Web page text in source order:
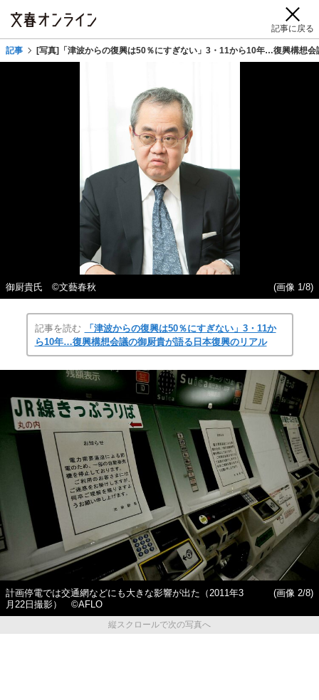
記事に戻る
記事 [写真]「津波からの復興は50％にすぎない」3・11から10年…復興構想
御厨貴氏 ©文藝春秋 (画像 1/8)
記事を読む
「津波からの復興は50％にすぎない」3・11か
ら10年…復興構想会議の御厨貴が語る日本復興のリアル
計画停電では交通網などにも大きな影響が出た（2011年3
月22日撮影） ©AFLO
(画像 2/8)
縦スクロールで次の写真へ